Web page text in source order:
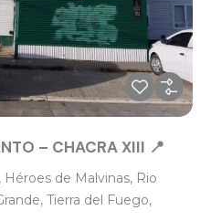
– CHACRA XIII 📍
Héroes de Malvinas, Rio
Tierra del Fuego,